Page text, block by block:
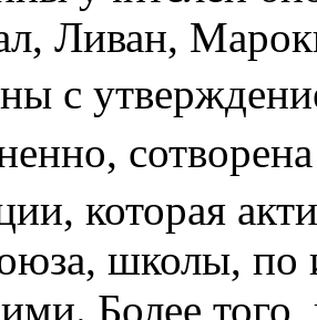
Ливан,
с
которая
школы, по
Более